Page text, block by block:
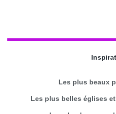
Les plus beaux
Les plus belles églises